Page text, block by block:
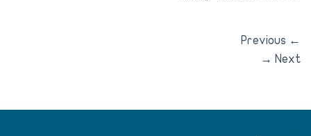
→